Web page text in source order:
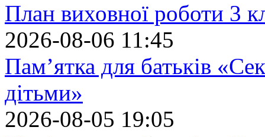
План виховної роботи 3
2026-08-06 11:45
Пам’ятка для батьків
дітьми»
2026-08-05 19:05